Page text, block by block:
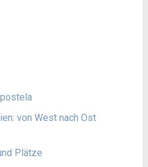
von West nach Ost
Plätze